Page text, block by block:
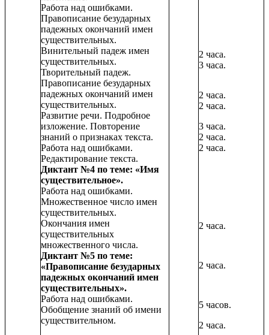
Работа над ошибками.
Правописание безударных
падежных окончаний имен
существительных.
Винительный падеж имен
существительных.
Творительный падеж.
Правописание безударных
падежных окончаний имен
существительных.
Развитие речи. Подробное
изложение. Повторение
знаний о признаках текста.
Работа над ошибками.
Редактирование текста.
Диктант №4 по теме: «Имя
существительное».
Работа над ошибками.
Множественное число имен
существительных.
Окончания имен
существительных
множественного числа.
Диктант №5 по теме:
«Правописание безударных
падежных окончаний имен
существительных».
Работа над ошибками.
Обобщение знаний об имени
существительном.
2 часа.
3 часа.
2 часа.
2 часа.
3 часа.
2 часа.
2 часа.
2 часа.
2 часа.
5 часов.
2 часа.